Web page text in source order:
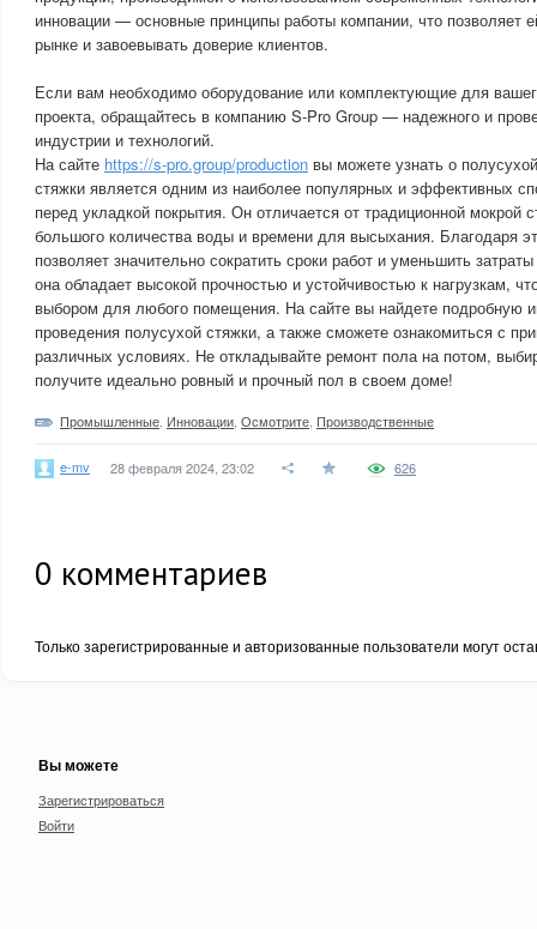
инновации — основные принципы работы компании, что позволяет
рынке и завоевывать доверие клиентов.
Если вам необходимо оборудование или комплектующие для
проекта, обращайтесь в компанию S-Pro Group — надежного и
индустрии и технологий.
На сайте https://s-pro.group/production вы можете узнать о
стяжки является одним из наиболее популярных и эффективных
перед укладкой покрытия. Он отличается от традиционной мокрой
большого количества воды и времени для высыхания. Благодаря
позволяет значительно сократить сроки работ и уменьшить
она обладает высокой прочностью и устойчивостью к нагрузкам,
выбором для любого помещения. На сайте вы найдете подробную
проведения полусухой стяжки, а также сможете ознакомиться с
различных условиях. Не откладывайте ремонт пола на потом,
получите идеально ровный и прочный пол в своем доме!
Промышленные Инновации Осмотрите Производственные
e-mv 28 февраля 2024, 23:02 626
0 комментариев
Только зарегистрированные и авторизованные пользователи могут
Вы можете
Зарегистрироваться
Войти